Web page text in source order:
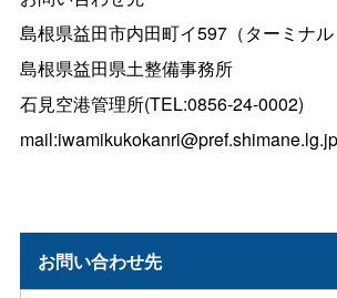
島根県益田市内田町イ597（ターミナル
島根県益田県土整備事務所
石見空港管理所(TEL:0856-24-0002)
mail:iwamikukokanri@pref.shimane.lg.jp
お問い合わせ先